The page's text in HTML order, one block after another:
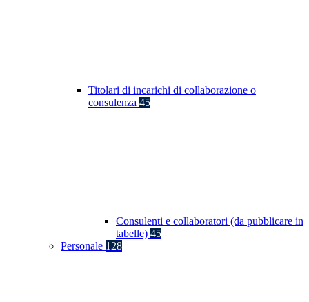
Titolari di incarichi di collaborazione o
consulenza 45
Consulenti e collaboratori (da pubblicare in
tabelle) 45
Personale 128